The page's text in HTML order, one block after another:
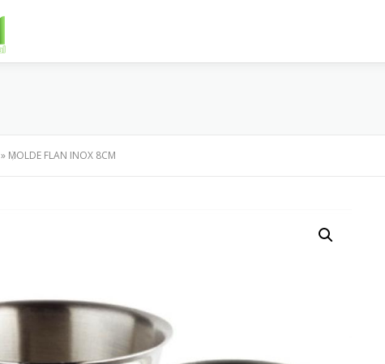
» MOLDE FLAN INOX 8CM